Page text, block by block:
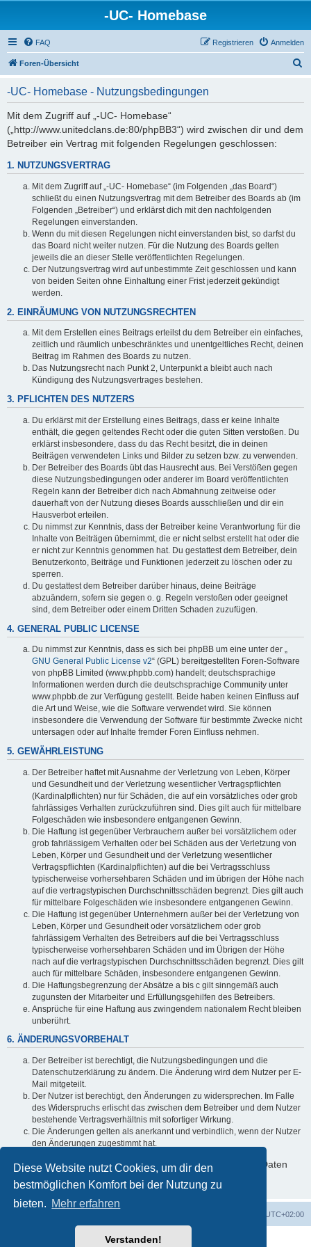
Diese Website nutzt Cookies, um dir den
bestmöglichen Komfort bei der Nutzung zu
bieten. Mehr erfahren
Verstanden!
-UC- Homebase
FAQ Anmelden
Registrieren
Foren-Übersicht
-UC- Homebase - Nutzungsbedingungen
Mit dem Zugriff auf „-UC- Homebase“
(„http://www.unitedclans.de:80/phpBB3“) wird zwischen dir und dem
Betreiber ein Vertrag mit folgenden Regelungen geschlossen:
1. NUTZUNGSVERTRAG
Mit dem Zugriff auf „-UC- Homebase“ (im Folgenden „das Board“)
schließt du einen Nutzungsvertrag mit dem Betreiber des Boards ab (im
Folgenden „Betreiber“) und erklärst dich mit den nachfolgenden
Regelungen einverstanden.
Wenn du mit diesen Regelungen nicht einverstanden bist, so darfst du
das Board nicht weiter nutzen. Für die Nutzung des Boards gelten
jeweils die an dieser Stelle veröffentlichten Regelungen.
Der Nutzungsvertrag wird auf unbestimmte Zeit geschlossen und kann
von beiden Seiten ohne Einhaltung einer Frist jederzeit gekündigt
werden.
2. EINRÄUMUNG VON NUTZUNGSRECHTEN
Mit dem Erstellen eines Beitrags erteilst du dem Betreiber ein einfaches,
zeitlich und räumlich unbeschränktes und unentgeltliches Recht, deinen
Beitrag im Rahmen des Boards zu nutzen.
Das Nutzungsrecht nach Punkt 2, Unterpunkt a bleibt auch nach
Kündigung des Nutzungsvertrages bestehen.
3. PFLICHTEN DES NUTZERS
Du erklärst mit der Erstellung eines Beitrags, dass er keine Inhalte
enthält, die gegen geltendes Recht oder die guten Sitten verstoßen. Du
erklärst insbesondere, dass du das Recht besitzt, die in deinen
Beiträgen verwendeten Links und Bilder zu setzen bzw. zu verwenden.
Der Betreiber des Boards übt das Hausrecht aus. Bei Verstößen gegen
diese Nutzungsbedingungen oder anderer im Board veröffentlichten
Regeln kann der Betreiber dich nach Abmahnung zeitweise oder
dauerhaft von der Nutzung dieses Boards ausschließen und dir ein
Hausverbot erteilen.
Du nimmst zur Kenntnis, dass der Betreiber keine Verantwortung für die
Inhalte von Beiträgen übernimmt, die er nicht selbst erstellt hat oder die
er nicht zur Kenntnis genommen hat. Du gestattest dem Betreiber, dein
Benutzerkonto, Beiträge und Funktionen jederzeit zu löschen oder zu
sperren.
Du gestattest dem Betreiber darüber hinaus, deine Beiträge
abzuändern, sofern sie gegen o. g. Regeln verstoßen oder geeignet
sind, dem Betreiber oder einem Dritten Schaden zuzufügen.
4. GENERAL PUBLIC LICENSE
Du nimmst zur Kenntnis, dass es sich bei phpBB um eine unter der „
GNU General Public License v2“ (GPL) bereitgestellten Foren-Software
von phpBB Limited (www.phpbb.com) handelt; deutschsprachige
Informationen werden durch die deutschsprachige Community unter
www.phpbb.de zur Verfügung gestellt. Beide haben keinen Einfluss auf
die Art und Weise, wie die Software verwendet wird. Sie können
insbesondere die Verwendung der Software für bestimmte Zwecke nicht
untersagen oder auf Inhalte fremder Foren Einfluss nehmen.
5. GEWÄHRLEISTUNG
Der Betreiber haftet mit Ausnahme der Verletzung von Leben, Körper
und Gesundheit und der Verletzung wesentlicher Vertragspflichten
(Kardinalpflichten) nur für Schäden, die auf ein vorsätzliches oder grob
fahrlässiges Verhalten zurückzuführen sind. Dies gilt auch für mittelbare
Folgeschäden wie insbesondere entgangenen Gewinn.
Die Haftung ist gegenüber Verbrauchern außer bei vorsätzlichem oder
grob fahrlässigem Verhalten oder bei Schäden aus der Verletzung von
Leben, Körper und Gesundheit und der Verletzung wesentlicher
Vertragspflichten (Kardinalpflichten) auf die bei Vertragsschluss
typischerweise vorhersehbaren Schäden und im übrigen der Höhe nach
auf die vertragstypischen Durchschnittsschäden begrenzt. Dies gilt auch
für mittelbare Folgeschäden wie insbesondere entgangenen Gewinn.
Die Haftung ist gegenüber Unternehmern außer bei der Verletzung von
Leben, Körper und Gesundheit oder vorsätzlichem oder grob
fahrlässigem Verhalten des Betreibers auf die bei Vertragsschluss
typischerweise vorhersehbaren Schäden und im Übrigen der Höhe
nach auf die vertragstypischen Durchschnittsschäden begrenzt. Dies gilt
auch für mittelbare Schäden, insbesondere entgangenen Gewinn.
Die Haftungsbegrenzung der Absätze a bis c gilt sinngemäß auch
zugunsten der Mitarbeiter und Erfüllungsgehilfen des Betreibers.
Ansprüche für eine Haftung aus zwingendem nationalem Recht bleiben
unberührt.
6. ÄNDERUNGSVORBEHALT
Der Betreiber ist berechtigt, die Nutzungsbedingungen und die
Datenschutzerklärung zu ändern. Die Änderung wird dem Nutzer per E-
Mail mitgeteilt.
Der Nutzer ist berechtigt, den Änderungen zu widersprechen. Im Falle
des Widerspruchs erlischt das zwischen dem Betreiber und dem Nutzer
bestehende Vertragsverhältnis mit sofortiger Wirkung.
Die Änderungen gelten als anerkannt und verbindlich, wenn der Nutzer
den Änderungen zugestimmt hat.
Informationen über den Umgang mit deinen persönlichen Daten
sind in der Datenschutzerklärung enthalten.
UTC+02:00
Powered byphpBB® Forum Software © phpBB Limited